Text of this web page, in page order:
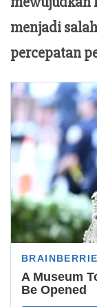
menjadi
percepatan